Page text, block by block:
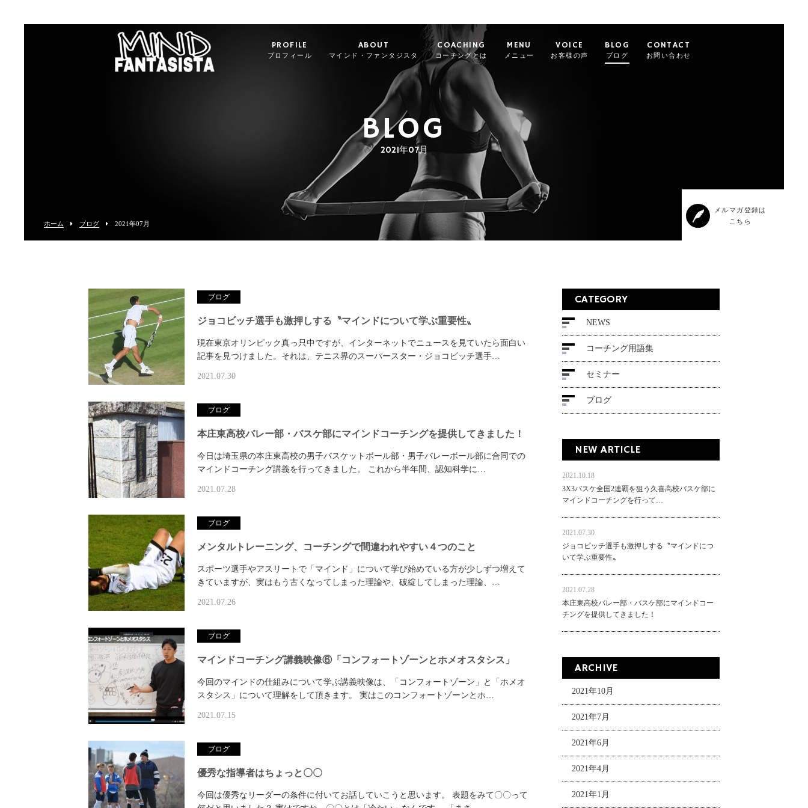
PROFILE
プロフィール
ABOUT
マインド・ファンタジスタ
COACHING
コーチングとは
MENU
メニュー
VOICE
お客様の声
BLOG
ブログ
CONTACT
お問い合わせ
BLOG
2021年07月
ホーム ブログ 2021年07月
メルマガ登録は
こちら
ブログ
ジョコビッチ選手も激押しする〝マインドについて学ぶ重要性〟
現在東京オリンピック真っ只中ですが、インターネットでニュースを見ていたら面白い
記事を見つけました。それは、テニス界のスーパースター・ジョコビッチ選手…
2021.07.30
ブログ
本庄東高校バレー部・バスケ部にマインドコーチングを提供してきました！
今日は埼玉県の本庄東高校の男子バスケットボール部・男子バレーボール部に合同での
マインドコーチング講義を行ってきました。 これから半年間、認知科学に…
2021.07.28
ブログ
メンタルトレーニング、コーチングで間違われやすい４つのこと
スポーツ選手やアスリートで「マインド」について学び始めている方が少しずつ増えて
きていますが、実はもう古くなってしまった理論や、破綻してしまった理論、…
2021.07.26
ブログ
マインドコーチング講義映像⑥「コンフォートゾーンとホメオスタシス」
今回のマインドの仕組みについて学ぶ講義映像は、「コンフォートゾーン」と「ホメオ
スタシス」について理解をして頂きます。 実はこのコンフォートゾーンとホ…
2021.07.15
ブログ
優秀な指導者はちょっと〇〇
今回は優秀なリーダーの条件に付いてお話していこうと思います。 表題をみて〇〇って
CATEGORY
NEWS
コーチング用語集
セミナー
ブログ
NEW ARTICLE
2021.10.18
3X3バスケ全国2連覇を狙う久喜高校バスケ部に
マインドコーチングを行って…
2021.07.30
ジョコビッチ選手も激押しする〝マインドにつ
いて学ぶ重要性〟
2021.07.28
本庄東高校バレー部・バスケ部にマインドコー
チングを提供してきました！
ARCHIVE
2021年10月
2021年7月
2021年6月
2021年4月
2021年1月